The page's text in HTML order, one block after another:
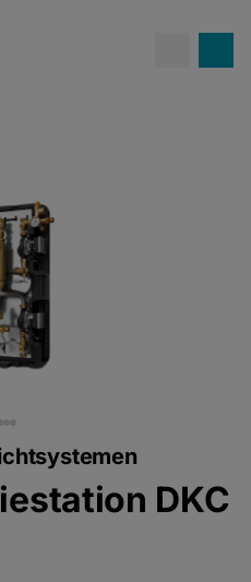
Ontdek Confida
DKC